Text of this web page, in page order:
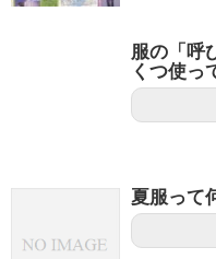
服の「呼
くつ使っ
夏服って